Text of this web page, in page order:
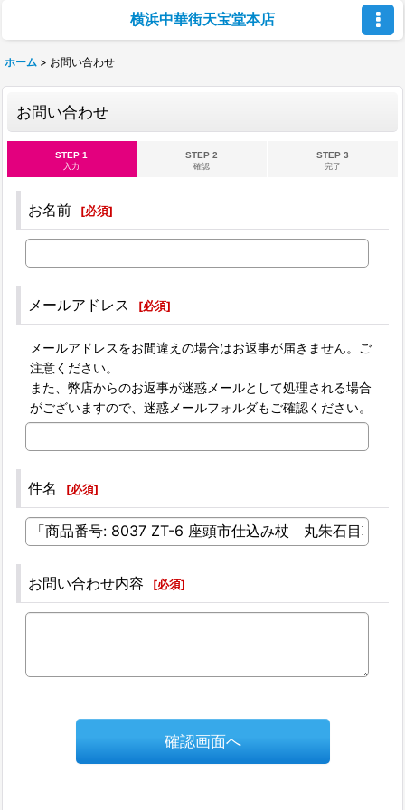
横浜中華街天宝堂本店
ホーム > お問い合わせ
お問い合わせ
STEP 1
入力
STEP 2
確認
STEP 3
完了
お名前 [必須]
メールアドレス [必須]
メールアドレスをお間違えの場合はお返事が届きません。ご
注意ください。
また、弊店からのお返事が迷惑メールとして処理される場合
がございますので、迷惑メールフォルダもご確認ください。
件名 [必須]
お問い合わせ内容 [必須]
確認画面へ